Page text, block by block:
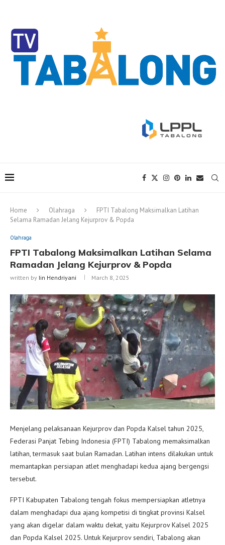
Home Olahraga
FPTI Tabalong Maksimalkan Latihan
Selama Ramadan Jelang Kejurprov & Popda
Olahraga
FPTI Tabalong Maksimalkan Latihan Selama
Ramadan Jelang Kejurprov & Popda
written by Iin Hendriyani March 8, 2025
Menjelang pelaksanaan Kejurprov dan Popda Kalsel tahun 2025,
Federasi Panjat Tebing Indonesia (FPTI) Tabalong memaksimalkan
latihan, termasuk saat bulan Ramadan. Latihan intens dilakukan untuk
memantapkan persiapan atlet menghadapi kedua ajang bergengsi
tersebut.
FPTI Kabupaten Tabalong tengah fokus mempersiapkan atletnya
dalam menghadapi dua ajang kompetisi di tingkat provinsi Kalsel
yang akan digelar dalam waktu dekat, yaitu Kejurprov Kalsel 2025
dan Popda Kalsel 2025. Untuk Kejurprov sendiri, Tabalong akan